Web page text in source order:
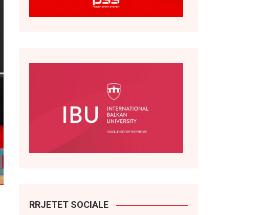
RRJETET SOCIALE